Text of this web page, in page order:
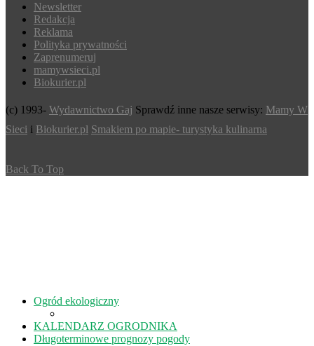
Newsletter
Redakcja
Reklama
Polityka prywatności
Zaprenumeruj
mamywsieci.pl
Biokurier.pl
(c) 1993- Wydawnictwo Gaj Sprawdź inne nasze serwisy: Mamy W
Sieci i Biokurier.pl Smakiem po mapie- turystyka kulinarna
Back To Top
Ogród ekologiczny
KALENDARZ OGRODNIKA
Długoterminowe prognozy pogody